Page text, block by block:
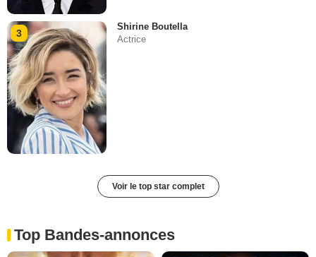
3
Shirine Boutella
Actrice
Voir le top star complet
Top Bandes-annonces